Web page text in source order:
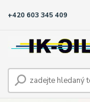
+420 603 345 409